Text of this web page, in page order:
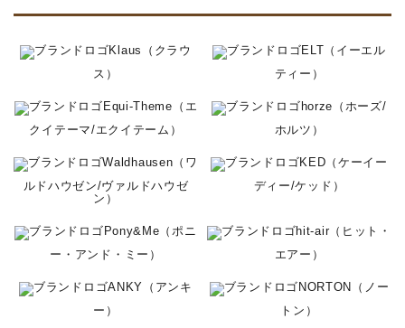
Klaus（クラウ
ス）
ELT（イーエル
ティー）
Equi-Theme（エ
クイテーマ/エクイテーム）
horze（ホーズ/
ホルツ）
Waldhausen（ワ
ルドハウゼン/ヴァルドハウゼ
ン）
KED（ケーイー
ディー/ケッド）
Pony&Me（ポニ
ー・アンド・ミー）
hit-air（ヒット・
エアー）
ANKY（アンキ
ー）
NORTON（ノー
トン）